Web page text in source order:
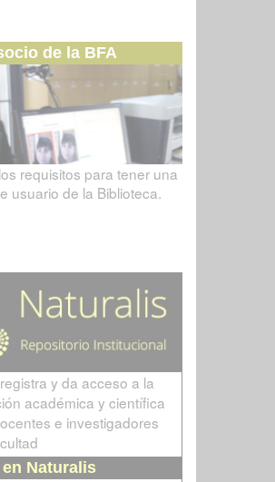
de la BFA
requisitos para tener una
usuario de la Biblioteca.
y da acceso a la
académica y científica
e investigadores
Naturalis